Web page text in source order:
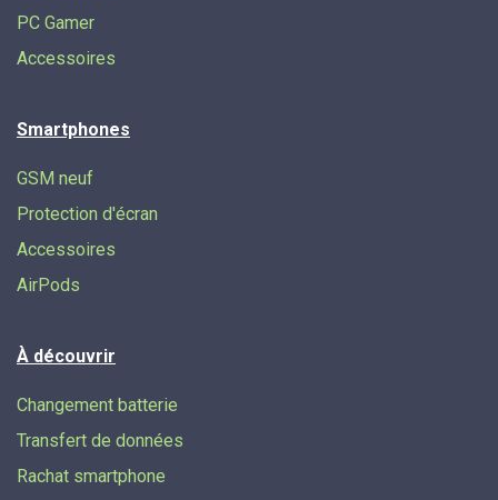
PC Gamer
Accessoires
Smartphones
GSM neuf
Protection d'écran
Accessoires
AirPods
À découvrir
Changement batterie
Transfert de données​
Rachat smartphone